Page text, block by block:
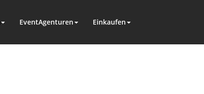
EventAgenturen Einkaufen